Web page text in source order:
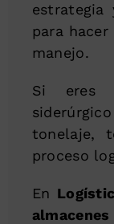
estrategia
para
manejo.
Si eres
tonelaje,
proceso
En